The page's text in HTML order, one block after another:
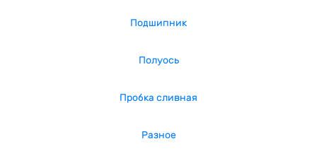
Подшипник
Полуось
Пробка сливная
Разное